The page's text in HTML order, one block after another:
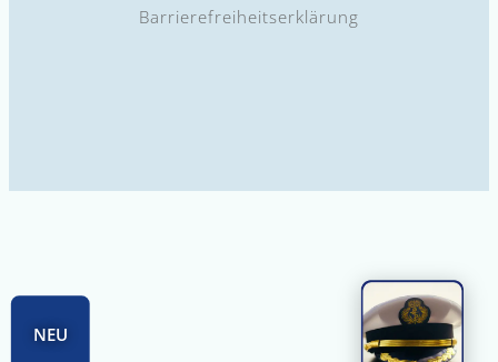
Barrierefreiheitserklärung
NEU